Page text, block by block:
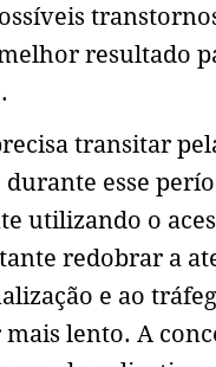
resultado
transitar
esse
utilizando o
redobrar a
e ao
lento. A